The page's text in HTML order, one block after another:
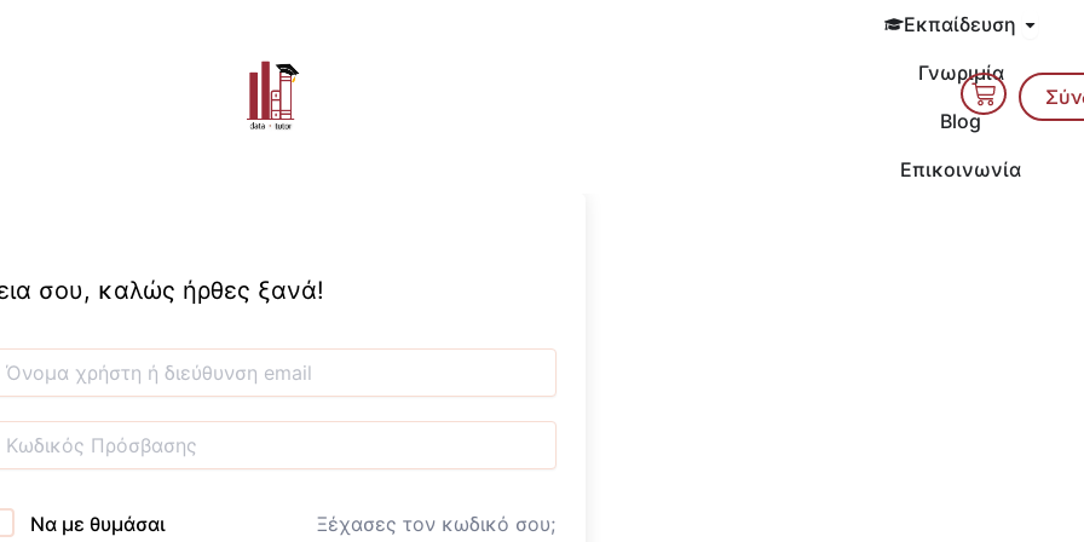
Εκπαίδευση Open
Γνωριμία
Blog
Επικοινωνία
Cart
σου, καλώς ήρθες ξανά!
Να με θυμάσαι Ξέχασες τον κωδικό σου;